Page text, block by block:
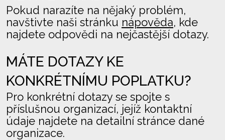
Pokud narazíte na nějaký problém,
navštivte naši stránku nápověda, kde
najdete odpovědi na nejčastější dotazy.
MÁTE DOTAZY KE
KONKRÉTNÍMU POPLATKU?
Pro konkrétní dotazy se spojte s
příslušnou organizací, jejíž kontaktní
údaje najdete na detailní stránce dané
organizace.